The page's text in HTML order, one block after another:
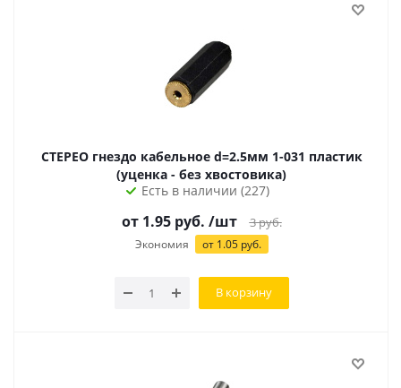
СТЕРЕО гнездо кабельное d=2.5мм 1-031 пластик
(уценка - без хвостовика)
Есть в наличии (227)
от 1.95руб. /шт 3руб.
Экономия от 1.05руб.
В корзину